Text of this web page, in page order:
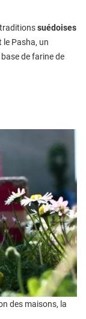
traditionssuédoises
le Pasha, un
de farine de
des maisons, la